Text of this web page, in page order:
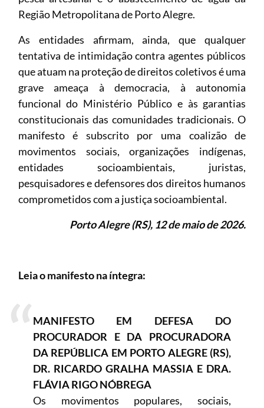
Região Metropolitana de Porto Alegre.
As entidades afirmam, ainda, que qualquer
tentativa de intimidação contra agentes públicos
que atuam na proteção de direitos coletivos é uma
grave ameaça à democracia, à autonomia
funcional do Ministério Público e às garantias
constitucionais das comunidades tradicionais. O
manifesto é subscrito por uma coalizão de
movimentos sociais, organizações indígenas,
entidades socioambientais, juristas,
pesquisadores e defensores dos direitos humanos
comprometidos com a justiça socioambiental.
Porto Alegre (RS), 12 de maio de 2026.
Leia o manifesto na íntegra:
MANIFESTO EM DEFESA DO
PROCURADOR E DA PROCURADORA
DA REPÚBLICA EM PORTO ALEGRE (RS),
DR. RICARDO GRALHA MASSIA E DRA.
FLÁVIA RIGO NÓBREGA
Os movimentos populares, sociais,